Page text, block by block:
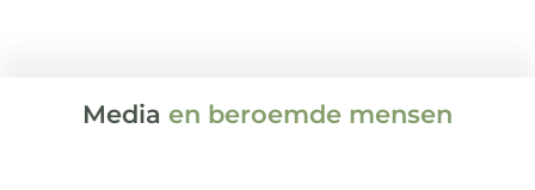
Media en beroemde mensen